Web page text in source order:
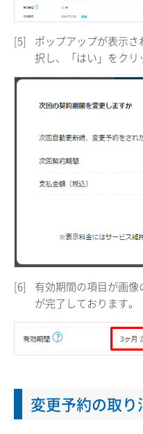
[5]
ポップアップが表示
択し、「はい」をクリ
[6]
有効期間の項目が画
が完了しております。
変更予約の取り